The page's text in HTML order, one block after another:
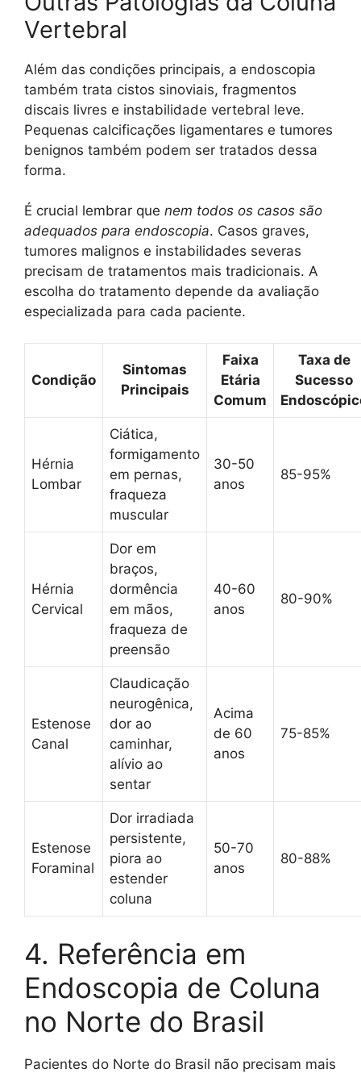
Vertebral
Além das condições principais, a endoscopia
também trata cistos sinoviais, fragmentos
discais livres e instabilidade vertebral leve.
Pequenas calcificações ligamentares e tumores
benignos também podem ser tratados dessa
forma.
É crucial lembrar que nem todos os casos são
adequados para endoscopia. Casos graves,
tumores malignos e instabilidades severas
precisam de tratamentos mais tradicionais. A
escolha do tratamento depende da avaliação
especializada para cada paciente.
Condição
Sintomas
Principais
Faixa
Etária
Comum
Taxa de
Sucesso
Hérnia
Lombar
Ciática,
formigamento
em pernas,
fraqueza
muscular
30-50
anos
85-95%
Hérnia
Cervical
Dor em
braços,
dormência
em mãos,
fraqueza de
preensão
40-60
anos
80-90%
Estenose
Canal
Claudicação
neurogênica,
dor ao
caminhar,
alívio ao
sentar
Acima
de 60
anos
75-85%
Estenose
Foraminal
Dor irradiada
persistente,
piora ao
estender
coluna
50-70
anos
80-88%
4. Referência em
Endoscopia de Coluna
no Norte do Brasil
Pacientes do Norte do Brasil não precisam mais